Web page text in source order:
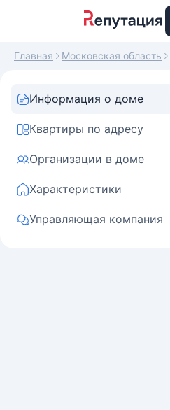
Главная Московская область
Информация о доме
Квартиры по адресу
Организации в доме
Характеристики
Управляющая компания